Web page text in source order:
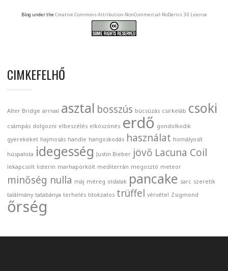
Blog under the Creative Commons Attribution-NonCommercial-NoDerivs 3.0 License
CIMKEFELHŐ
Alter Bridge arrival asztal bosszús búcsúzás csirkeláb csoki
csámpás dolgozni elbeszélés elköszönés erdő gondolkodik
gyerekeket hajmosás handle hangoskodás használat homályosít
húspalota idegesség Justin Bieber jövő Lacuna Coil
lekapcsolt listerin marhapörkölt mediterrán megosztó meteor
minőség nulla máj méreg oldalak pancake sarc szeretik
találmány tatabánya terhelés titokzatos trüffel vérvétel Zsigmond
őrség